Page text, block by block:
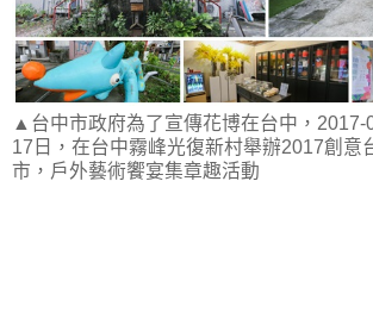
▲台中市政府為了宣傳花博在台中，2017-
17日，在台中霧峰光復新村舉辦2017創意
市，戶外藝術饗宴集章趣活動